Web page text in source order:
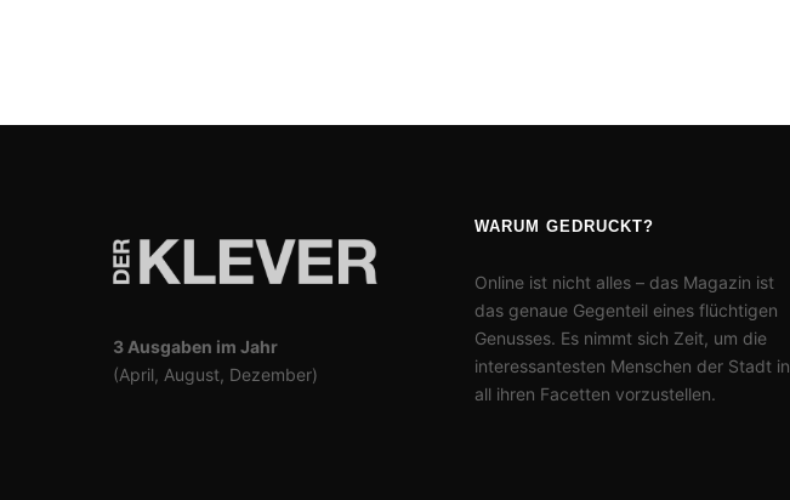
3 Ausgaben im Jahr
(April, August, Dezember)
WARUM GEDRUCKT?
Online ist nicht alles – das Magazin ist
das genaue Gegenteil eines flüchtigen
Genusses. Es nimmt sich Zeit, um die
interessantesten Menschen der Stadt in
all ihren Facetten vorzustellen.